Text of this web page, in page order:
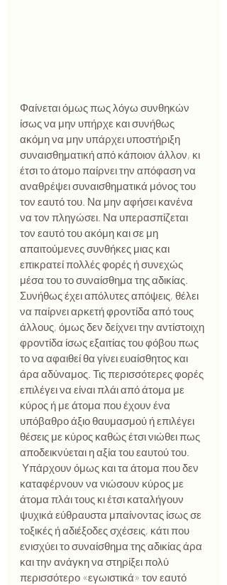
Φαίνεται όμως πως λόγω συνθηκών
ίσως να μην υπήρχε και συνήθως
ακόμη να μην υπάρχει υποστήριξη
συναισθηματική από κάποιον άλλον, κι
έτσι το άτομο παίρνει την απόφαση να
αναθρέψει συναισθηματικά μόνος του
τον εαυτό του. Να μην αφήσει κανένα
να τον πληγώσει. Να υπερασπίζεται
τον εαυτό του ακόμη και σε μη
απαιτούμενες συνθήκες μιας και
επικρατεί πολλές φορές ή συνεχώς
μέσα του το συναίσθημα της αδικίας.
Συνήθως έχει απόλυτες απόψεις, θέλει
να παίρνει αρκετή φροντίδα από τους
άλλους, όμως δεν δείχνει την αντίστοιχη
φροντίδα ίσως εξαιτίας του φόβου πως
το να αφαιθεί θα γίνει ευαίσθητος και
άρα αδύναμος. Τις περισσότερες φορές
επιλέγει να είναι πλάι από άτομα με
κύρος ή με άτομα που έχουν ένα
υπόβαθρο άξιο θαυμασμού ή επιλέγει
θέσεις με κύρος καθώς έτσι νιώθει πως
αποδεικνύεται η αξία του εαυτού του.
Υπάρχουν όμως και τα άτομα που δεν
καταφέρνουν να νιώσουν κύρος με
άτομα πλάι τους κι έτσι καταλήγουν
ψυχικά εύθραυστα μπαίνοντας ίσως σε
τοξικές ή αδιέξοδες σχέσεις, κάτι που
ενισχύει το συναίσθημα της αδικίας άρα
και την ανάγκη να στηρίξει πολύ
περισσότερο «εγωιστικά» τον εαυτό